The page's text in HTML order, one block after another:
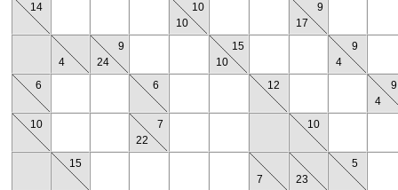
14
10
10
9
17
4
9
24
15
10
9
4
6
6 12
9
4
10
7
22
10
15
7
23
5